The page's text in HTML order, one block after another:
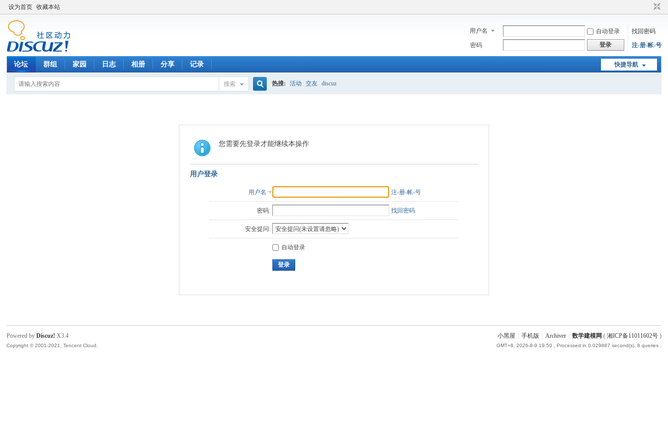
设为首页 收藏本站
用户名 自动登录
找回密码
密码
登录 注-册-帐-号
快捷导航
论坛 群组 家园 日志 相册 分享 记录
搜索
索
热搜: 活动 交友 discuz
您需要先登录才能继续本操作
用户登录
用户名 注-册-帐-号
密码: 找回密码
安全提问:
自动登录
登录
小黑屋 手机版 Archiver 数学建模网 ( 湘ICP备11011602号)
GMT+8, 2026-8-9 19:50 , Processed in 0.029887 second(s), 8 queries .
Powered byDiscuz! X3.4
Copyright © 2001-2021, Tencent Cloud.